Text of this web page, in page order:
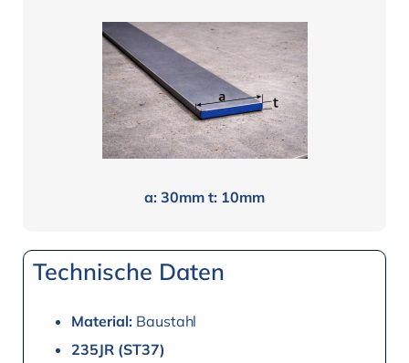
a: 30mm t: 10mm
Technische Daten
Material:Baustahl
235JR (ST37)